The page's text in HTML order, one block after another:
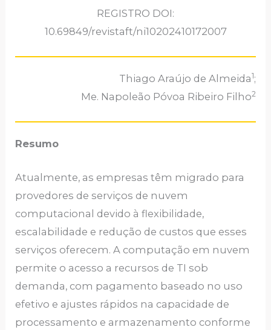
REGISTRO DOI:
10.69849/revistaft/ni10202410172007
Thiago Araújo de Almeida1;
Me. Napoleão Póvoa Ribeiro Filho2
Resumo
Atualmente, as empresas têm migrado para
provedores de serviços de nuvem
computacional devido à flexibilidade,
escalabilidade e redução de custos que esses
serviços oferecem. A computação em nuvem
permite o acesso a recursos de TI sob
demanda, com pagamento baseado no uso
efetivo e ajustes rápidos na capacidade de
processamento e armazenamento conforme